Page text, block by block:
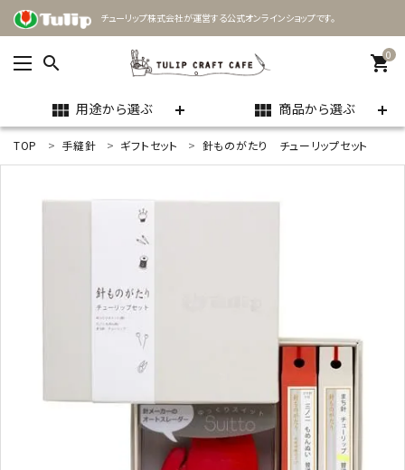
チューリップ株式会社が運営する公式オンラインショップです。
search 0
shopping_cart
view_module 用途から選ぶ view_module 商品から選ぶ
ACCOUNT MENU
商品カテゴリー
TOP 手縫針 ギフトセット 針ものがたり チューリップセット